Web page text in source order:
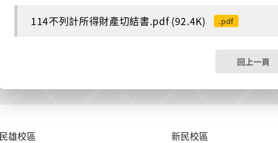
114不列計所得財產切結書.pdf (92.4K) .pdf
回上一頁
民雄校區
新民校區